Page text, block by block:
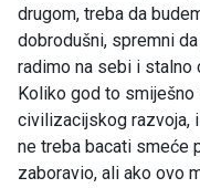
drugom, treba da
dobrodušni, spremni
radimo na sebi i stalno
Koliko god to
civilizacijskog razvoja,
ne treba bacati smeće
zaboravio, ali ako ovo